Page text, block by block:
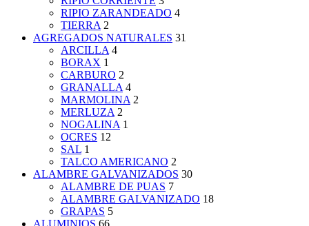
RIPIO ZARANDEADO 4
TIERRA 2
AGREGADOS NATURALES 31
ARCILLA 4
BORAX 1
CARBURO 2
GRANALLA 4
MARMOLINA 2
MERLUZA 2
NOGALINA 1
OCRES 12
SAL 1
TALCO AMERICANO 2
ALAMBRE GALVANIZADOS 30
ALAMBRE DE PUAS 7
ALAMBRE GALVANIZADO 18
GRAPAS 5